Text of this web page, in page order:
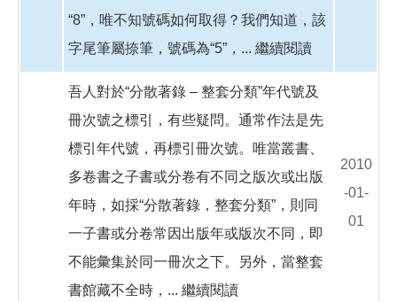
“8”，唯不知號碼如何取得？我們知道，該
字尾筆屬捺筆，號碼為“5”，... 繼續閱讀
吾人對於“分散著錄 – 整套分類”年代號及
冊次號之標引，有些疑問。通常作法是先
標引年代號，再標引冊次號。唯當叢書、
多卷書之子書或分卷有不同之版次或出版
年時，如採“分散著錄，整套分類”，則同
一子書或分卷常因出版年或版次不同，即
不能彙集於同一冊次之下。另外，當整套
書館藏不全時，... 繼續閱讀
2010
-01-
01